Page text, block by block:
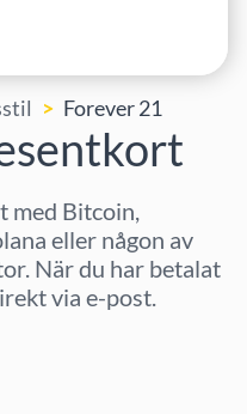
Forever 21
med Bitcoin,
eller någon av
När du har betalat
via e-post.